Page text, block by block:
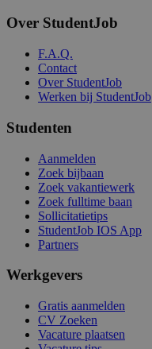
Over StudentJob
F.A.Q.
Contact
Over StudentJob
Werken bij StudentJob
Studenten
Aanmelden
Zoek bijbaan
Zoek vakantiewerk
Zoek fulltime baan
Sollicitatietips
StudentJob IOS App
Partners
Werkgevers
Gratis aanmelden
CV Zoeken
Vacature plaatsen